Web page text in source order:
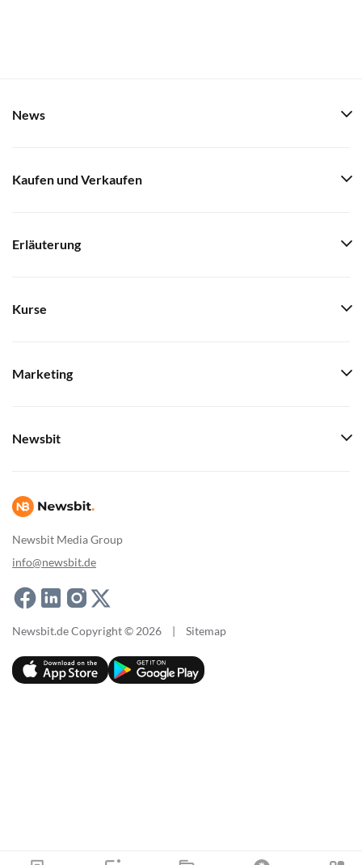
Newsbit Media Group
info@newsbit.de
News
Kaufen und Verkaufen
Erläuterung
Kurse
Marketing
Newsbit
Newsbit.de Copyright © 2026 | Sitemap